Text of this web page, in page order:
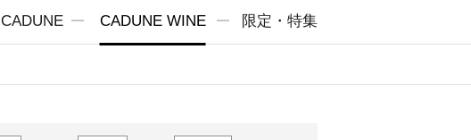
CADUNE CADUNE WINE 限定・特集